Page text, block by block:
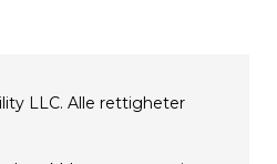
Tool
LLC. Alle rettigheter